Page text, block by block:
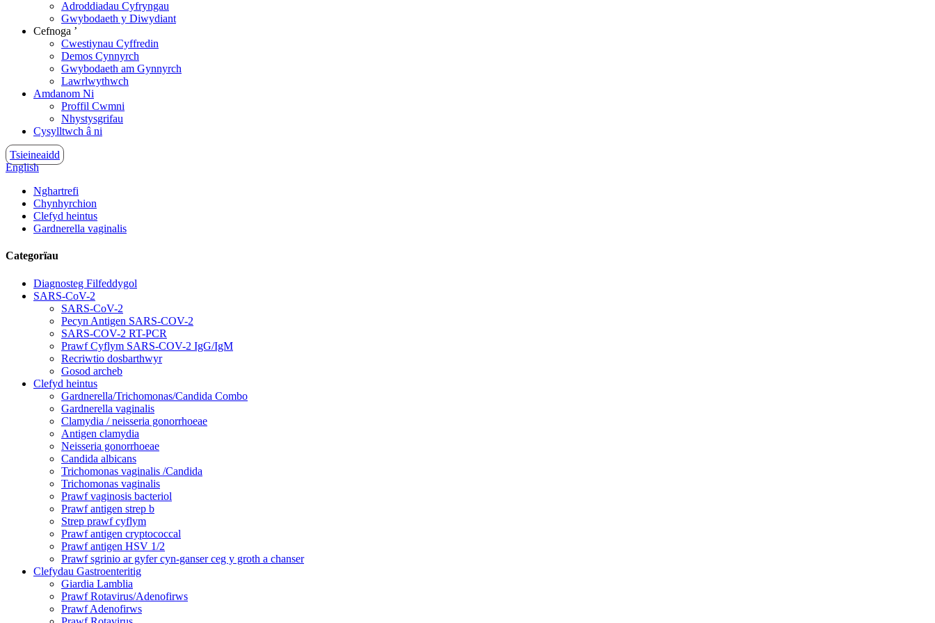
Adroddiadau Cyfryngau
Gwybodaeth y Diwydiant
Cefnoga ’
Cwestiynau Cyffredin
Demos Cynnyrch
Gwybodaeth am Gynnyrch
Lawrlwythwch
Amdanom Ni
Proffil Cwmni
Nhystysgrifau
Cysylltwch â ni
Tsieineaidd
English
Nghartrefi
Chynhyrchion
Clefyd heintus
Gardnerella vaginalis
Categorïau
Diagnosteg Filfeddygol
SARS-CoV-2
SARS-CoV-2
Pecyn Antigen SARS-COV-2
SARS-COV-2 RT-PCR
Prawf Cyflym SARS-COV-2 IgG/IgM
Recriwtio dosbarthwyr
Gosod archeb
Clefyd heintus
Gardnerella/Trichomonas/Candida Combo
Gardnerella vaginalis
Clamydia / neisseria gonorrhoeae
Antigen clamydia
Neisseria gonorrhoeae
Candida albicans
Trichomonas vaginalis /Candida
Trichomonas vaginalis
Prawf vaginosis bacteriol
Prawf antigen strep b
Strep prawf cyflym
Prawf antigen cryptococcal
Prawf antigen HSV 1/2
Prawf sgrinio ar gyfer cyn-ganser ceg y groth a chanser
Clefydau Gastroenteritig
Giardia Lamblia
Prawf Rotavirus/Adenofirws
Prawf Adenofirws